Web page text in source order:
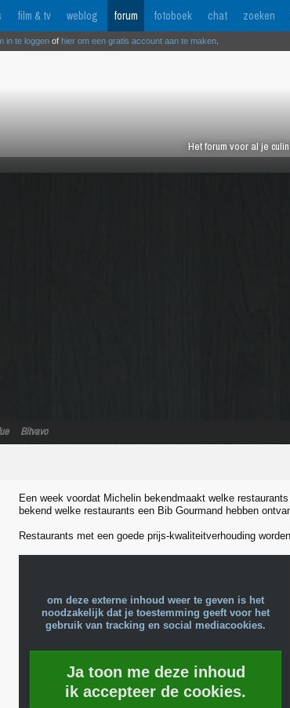
film & tv weblog forum fotoboek chat zoeken
Het forum voor al je
in te loggen of hier om een gratis account aan te maken
Bitvavo
Een week voordat Michelin bekendmaakt welke
bekend welke restaurants een Bib Gourmand hebben
Restaurants met een goede prijs-kwaliteitverhouding
om deze externe inhoud weer te geven is het
noodzakelijk dat je toestemming geeft voor het
gebruik van tracking en social mediacookies.
Ja toon me deze inhoud
ik accepteer de cookies.